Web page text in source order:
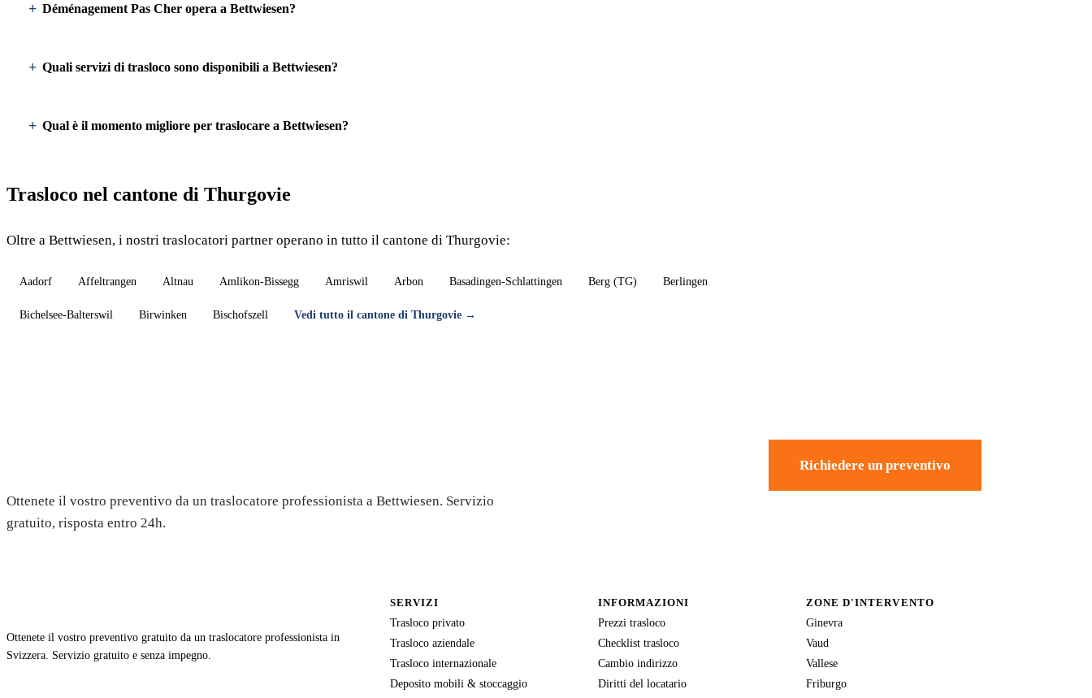
Déménagement Pas Cher opera a Bettwiesen?
Quali servizi di trasloco sono disponibili a Bettwiesen?
Qual è il momento migliore per traslocare a Bettwiesen?
Trasloco nel cantone di Thurgovie
Oltre a Bettwiesen, i nostri traslocatori partner operano in tutto il cantone di Thurgovie:
Aadorf Affeltrangen Altnau Amlikon-Bissegg Amriswil Arbon Basadingen-Schlattingen Berg (TG) Berlingen
Bichelsee-Balterswil Birwinken Bischofszell Vedi tutto il cantone di Thurgovie →
Ottenete il vostro preventivo da un traslocatore professionista a Bettwiesen. Servizio
gratuito, risposta entro 24h.
Richiedere un preventivo
Ottenete il vostro preventivo gratuito da un traslocatore professionista in
Svizzera. Servizio gratuito e senza impegno.
SERVIZI
Trasloco privato
Trasloco aziendale
Trasloco internazionale
Deposito mobili & stoccaggio
INFORMAZIONI
Prezzi trasloco
Checklist trasloco
Cambio indirizzo
Diritti del locatario
ZONE D'INTERVENTO
Ginevra
Vaud
Vallese
Friburgo